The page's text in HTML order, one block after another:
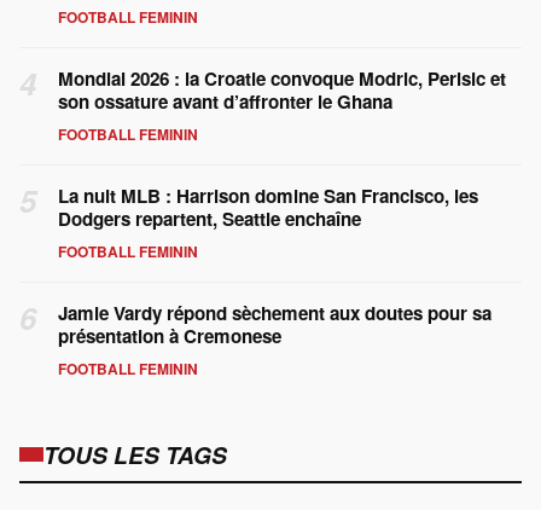
FOOTBALL FEMININ
4
Mondial 2026 : la Croatie convoque Modric, Perisic et
son ossature avant d’affronter le Ghana
FOOTBALL FEMININ
5
La nuit MLB : Harrison domine San Francisco, les
Dodgers repartent, Seattle enchaîne
FOOTBALL FEMININ
6
Jamie Vardy répond sèchement aux doutes pour sa
présentation à Cremonese
FOOTBALL FEMININ
TOUS LES TAGS